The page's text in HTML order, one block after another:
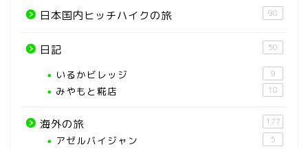
日本国内ヒッチハイクの旅 98
日記 50
いるかビレッジ 9
みやもと糀店 18
海外の旅 177
アゼルバイジャン 5